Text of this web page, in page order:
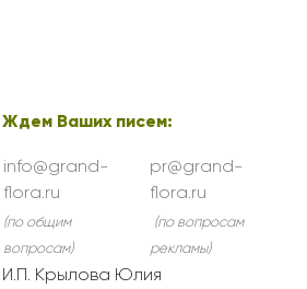
Ждем Ваших писем:
info@grand-
flora.ru
pr@grand-
flora.ru
(по общим
вопросам)
(по вопросам
рекламы)
И.П. Крылова Юлия